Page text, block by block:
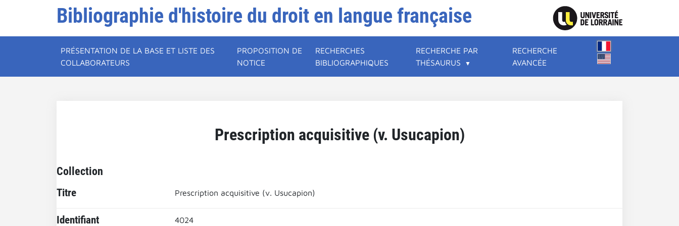
Bibliographie d'histoire du droit en langue française
PRÉSENTATION DE LA BASE ET LISTE DES
COLLABORATEURS
PROPOSITION DE
NOTICE
RECHERCHES
BIBLIOGRAPHIQUES
RECHERCHE PAR
THÉSAURUS
RECHERCHE
AVANCÉE
Prescription acquisitive (v. Usucapion)
Collection
Titre Prescription acquisitive (v. Usucapion)
Identifiant 4024